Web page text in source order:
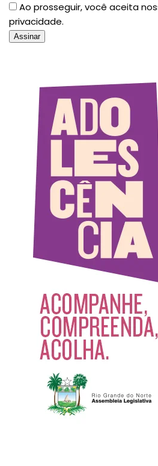
Ao prosseguir, você aceita
privacidade.